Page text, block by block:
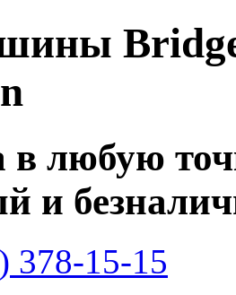
в любую
и
378-15-15